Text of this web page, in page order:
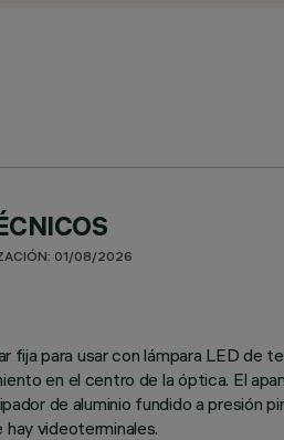
01/08/2026
fija para usar con lámpara LED
en el centro de la óptica. El
de aluminio fundido a presión
videoterminales.